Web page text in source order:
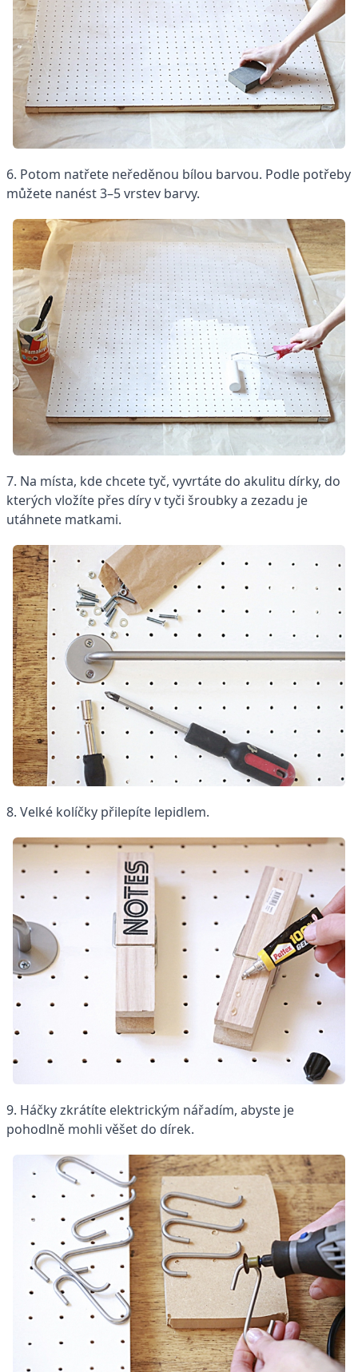
6. Potom natřete neředěnou bílou barvou. Podle potřeby
můžete nanést 3–5 vrstev barvy.
7. Na místa, kde chcete tyč, vyvrtáte do akulitu dírky, do
kterých vložíte přes díry v tyči šroubky a zezadu je
utáhnete matkami.
8. Velké kolíčky přilepíte lepidlem.
9. Háčky zkrátíte elektrickým nářadím, abyste je
pohodlně mohli věšet do dírek.